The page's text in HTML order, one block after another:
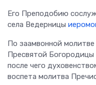
Его Преподобию
села Ведерницы
По заамвонной
Пресвятой Богородицы
после чего
воспета молитва